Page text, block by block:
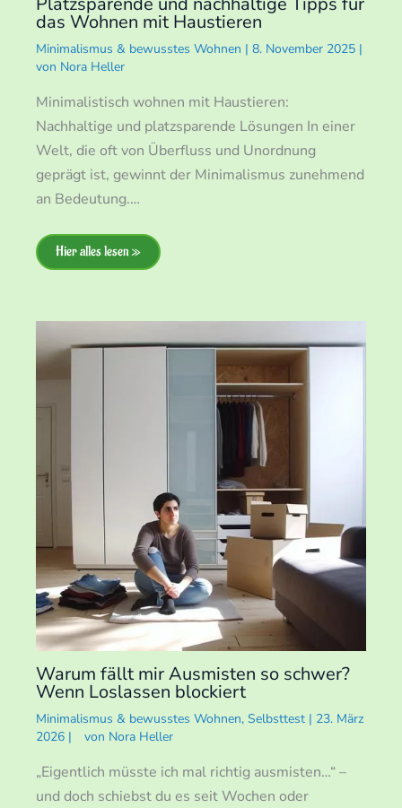
das Wohnen mit Haustieren
Minimalismus & bewusstes Wohnen | 8. November 2025 |
von Nora Heller
Minimalistisch wohnen mit Haustieren:
Nachhaltige und platzsparende Lösungen In einer
Welt, die oft von Überfluss und Unordnung
geprägt ist, gewinnt der Minimalismus zunehmend
an Bedeutung.…
Hier alles lesen »
Warum fällt mir Ausmisten so schwer?
Wenn Loslassen blockiert
Minimalismus & bewusstes Wohnen, Selbsttest | 23. März
2026 | von Nora Heller
„Eigentlich müsste ich mal richtig ausmisten…“ –
und doch schiebst du es seit Wochen oder